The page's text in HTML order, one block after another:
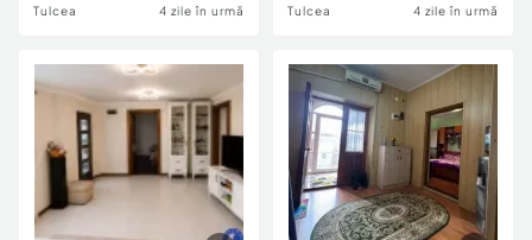
Tulcea 4 zile în urmă Tulcea 4 zile în urmă